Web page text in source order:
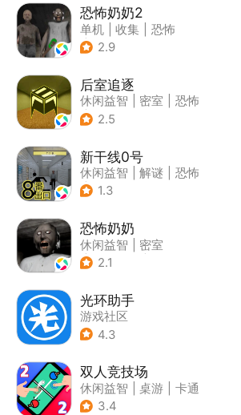
恐怖奶奶2
单机 收集
恐怖
| 恐怖奶奶
2.9
后室追逐
休闲益智 密室
恐怖
| 卡通
2.5
新干线0号
休闲益智 解谜
恐怖
| 写实
1.3
恐怖奶奶
休闲益智
密室
| 恐怖奶奶
2.1
光环助手
游戏社区
4.3
双人竞技场
休闲益智 桌游
卡通
3.4